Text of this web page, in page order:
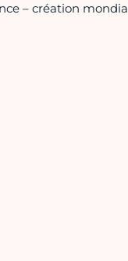
– création